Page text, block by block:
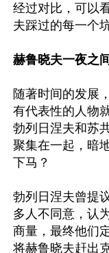
经过对比，可以
夫踩过的每一个坑
赫鲁晓夫一夜之
随著时间的发展
有代表性的人物
勃列日涅夫和苏
聚集在一起，暗
下马？
勃列日涅夫曾提
多人不同意，认
商量，最终他们
将赫鲁晓夫赶出